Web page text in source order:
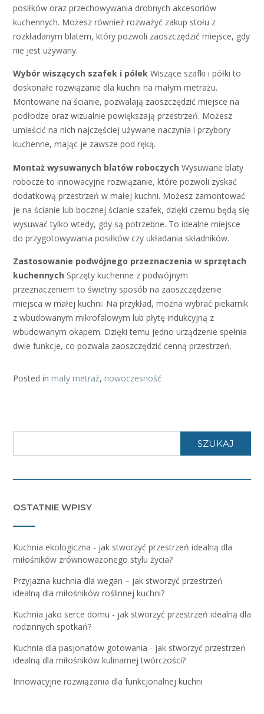
posiłków oraz przechowywania drobnych akcesoriów
kuchennych. Możesz również rozważyć zakup stołu z
rozkładanym blatem, który pozwoli zaoszczędzić miejsce, gdy
nie jest używany.
Wybór wiszących szafek i półek Wiszące szafki i półki to
doskonałe rozwiązanie dla kuchni na małym metrażu.
Montowane na ścianie, pozwalają zaoszczędzić miejsce na
podłodze oraz wizualnie powiększają przestrzeń. Możesz
umieścić na nich najczęściej używane naczynia i przybory
kuchenne, mając je zawsze pod ręką.
Montaż wysuwanych blatów roboczych Wysuwane blaty
robocze to innowacyjne rozwiązanie, które pozwoli zyskać
dodatkową przestrzeń w małej kuchni. Możesz zamontować
je na ścianie lub bocznej ścianie szafek, dzięki czemu będą się
wysuwać tylko wtedy, gdy są potrzebne. To idealne miejsce
do przygotowywania posiłków czy układania składników.
Zastosowanie podwójnego przeznaczenia w sprzętach
kuchennych Sprzęty kuchenne z podwójnym
przeznaczeniem to świetny sposób na zaoszczędzenie
miejsca w małej kuchni. Na przykład, można wybrać piekarnik
z wbudowanym mikrofalowym lub płytę indukcyjną z
wbudowanym okapem. Dzięki temu jedno urządzenie spełnia
dwie funkcje, co pozwala zaoszczędzić cenną przestrzeń.
Posted in mały metraż, nowoczesność
SZUKAJ
OSTATNIE WPISY
Kuchnia ekologiczna - jak stworzyć przestrzeń idealną dla
miłośników zrównoważonego stylu życia?
Przyjazna kuchnia dla wegan – jak stworzyć przestrzeń
idealną dla miłośników roślinnej kuchni?
Kuchnia jako serce domu - jak stworzyć przestrzeń idealną dla
rodzinnych spotkań?
Kuchnia dla pasjonatów gotowania - jak stworzyć przestrzeń
idealną dla miłośników kulinarnej twórczości?
Innowacyjne rozwiązania dla funkcjonalnej kuchni